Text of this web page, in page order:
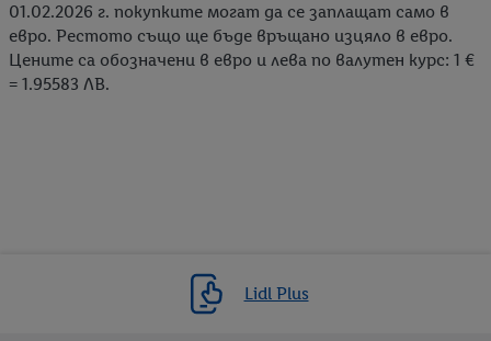
01.02.2026 г. покупките могат да се заплащат само в
евро. Рестото също ще бъде връщано изцяло в евро.
Цените са обозначени в евро и лева по валутен курс: 1 €
= 1.95583 ЛВ.
Lidl Plus